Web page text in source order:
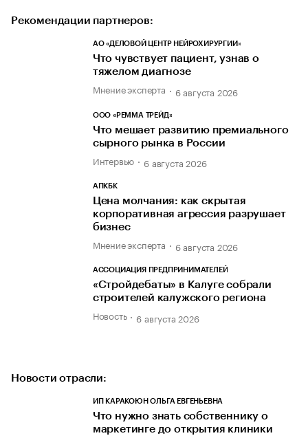
Рекомендации партнеров:
АО «ДЕЛОВОЙ ЦЕНТР НЕЙРОХИРУРГИИ»
Что чувствует пациент, узнав о
тяжелом диагнозе
Мнение эксперта 6 августа 2026
ООО «РЕММА ТРЕЙД»
Что мешает развитию премиального
сырного рынка в России
Интервью 6 августа 2026
АПКБК
Цена молчания: как скрытая
корпоративная агрессия разрушает
бизнес
Мнение эксперта 6 августа 2026
АССОЦИАЦИЯ ПРЕДПРИНИМАТЕЛЕЙ
«Стройдебаты» в Калуге собрали
строителей калужского региона
Новость 6 августа 2026
Новости отрасли:
ИП КАРАКОЮН ОЛЬГА ЕВГЕНЬЕВНА
Что нужно знать собственнику о
маркетинге до открытия клиники